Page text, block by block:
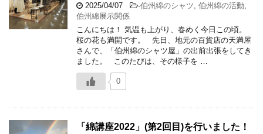
2025/04/07 -伯州綿のシャツ 伯州綿の活動
伯州綿展示関係
こんにちは！ 気温も上がり、春めく今日この頃。
桜の花も満開です。 先日、地元の百貨店の天満屋
さんで、「伯州綿のシャツ屋」の出前出張をしてき
ました。 このたびは、その様子を …
0
「綿講座2022」(第2回目)を行いました！